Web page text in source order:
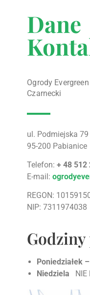
Dane
Ogrody
Czarnecki
ul. Podmiejska 79
95-200 Pabianice
Telefon:+ 48 512
E-mail:
REGON:
NIP: 7311974038
Poniedziałek
Niedziela NIE